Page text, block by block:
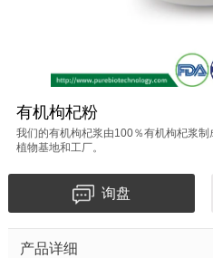
有机枸杞粉
我们的有机枸杞浆由100％有机枸杞浆
植物基地和工厂。
询盘
产品详细